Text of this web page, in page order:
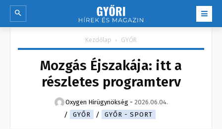
Kezdőlap GYŐR
Mozgás Éjszakája: itt a
részletes programterv
Oxygen Hirügynökség - 2026.06.04.
GYŐR
GYŐR - SPORT